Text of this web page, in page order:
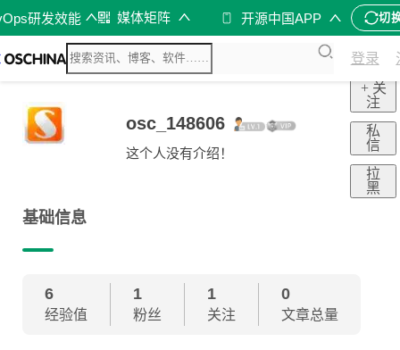
研发效能 媒体矩阵 开源中国APP 切
登录
osc_148606
这个人没有介绍！
+ 关
注
私
信
拉
黑
基础信息
6
经验值
1
粉丝
1
关注
0
文章总量